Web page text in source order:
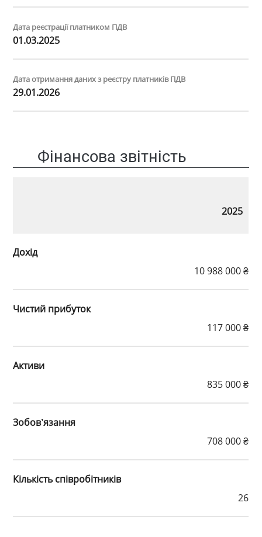
Дата реєстрації платником ПДВ
01.03.2025
Дата отримання даних з реєстру платників ПДВ
29.01.2026
Фінансова звітність
2025
Дохід
10 988 000 ₴
Чистий прибуток
117 000 ₴
Активи
835 000 ₴
Зобов’язання
708 000 ₴
Кількість співробітників
26